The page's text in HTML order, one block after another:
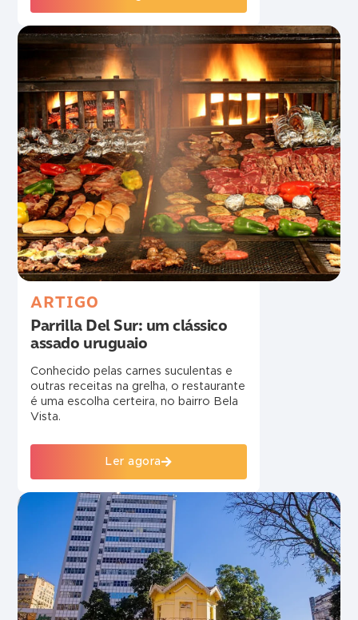
ARTIGO
Parrilla Del Sur: um clássico
assado uruguaio
Conhecido pelas carnes suculentas e
outras receitas na grelha, o restaurante
é uma escolha certeira, no bairro Bela
Vista.
Ler agora